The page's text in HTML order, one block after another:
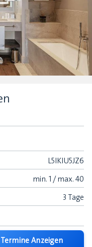
L5IKIU5JZ6
min. 1 /max. 40
3 Tage
Termine Anzeigen